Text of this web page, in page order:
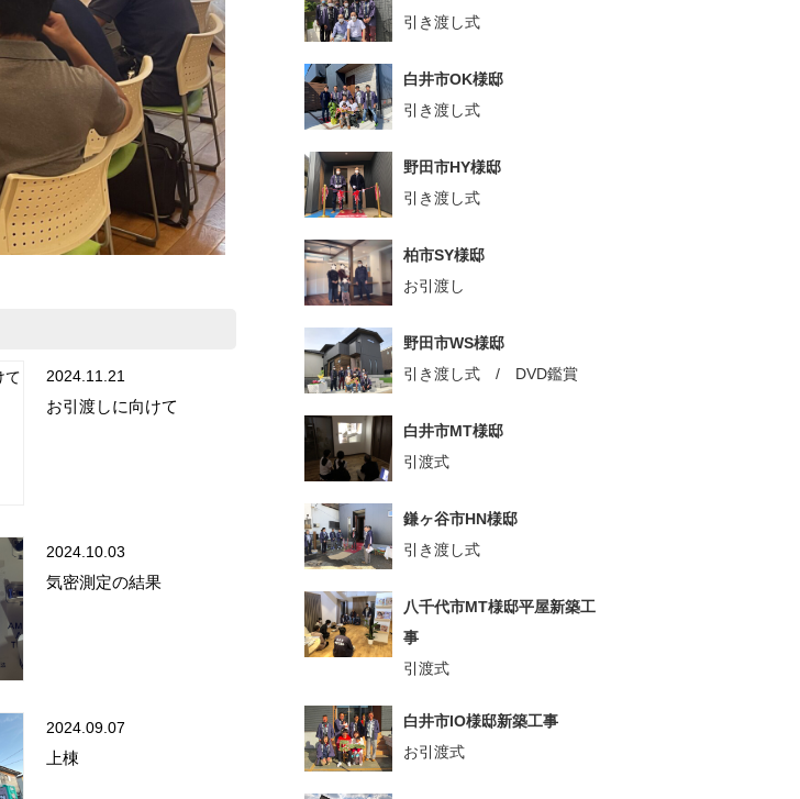
2024.11.21
お引渡しに向けて
2024.10.03
気密測定の結果
2024.09.07
上棟
引き渡し式
白井市OK様邸
引き渡し式
野田市HY様邸
引き渡し式
柏市SY様邸
お引渡し
野田市WS様邸
引き渡し式 / DVD鑑賞
白井市MT様邸
引渡式
鎌ヶ谷市HN様邸
引き渡し式
八千代市MT様邸平屋新築工
事
引渡式
白井市IO様邸新築工事
お引渡式